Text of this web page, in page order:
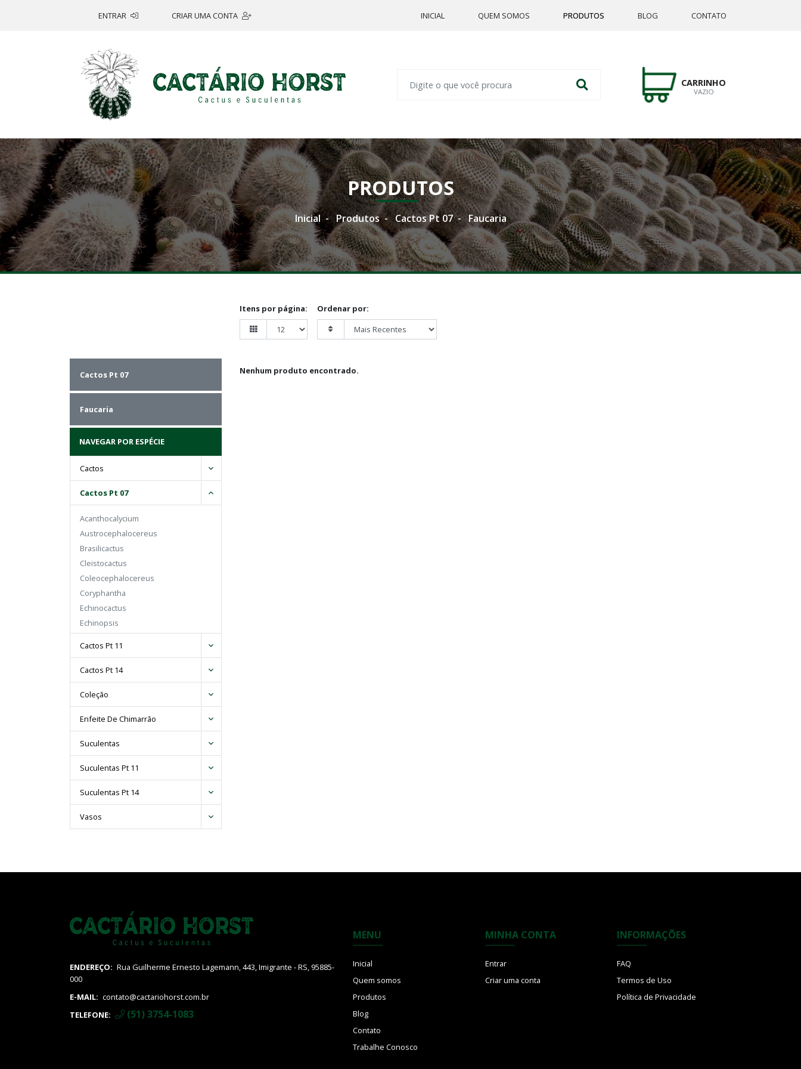
ENTRAR CRIAR UMA CONTA INICIAL QUEM SOMOS PRODUTOS BLOG CONTATO
CARRINHO
VAZIO
PRODUTOS
Inicial Produtos Cactos Pt 07 Faucaria
Itens por página: Ordenar por:
Cactos Pt 07
Faucaria
NAVEGAR POR ESPÉCIE
Cactos
Cactos Pt 07
Acanthocalycium
Austrocephalocereus
Brasilicactus
Cleistocactus
Coleocephalocereus
Coryphantha
Echinocactus
Echinopsis
Facheiroa
Ferocactus
Frailea
Lemaireocereus
Lobivia
Mammillaria
Melocactus
Neocardenasia
Notocactus
Parodia
Trichocereus
Vatricania
Cactos Pt 11
Cactos Pt 14
Coleção
Enfeite De Chimarrão
Suculentas
Suculentas Pt 11
Suculentas Pt 14
Vasos
Nenhum produto encontrado.
ENDEREÇO: Rua Guilherme Ernesto Lagemann, 443, Imigrante - RS, 95885-
000
E-MAIL: contato@cactariohorst.com.br
TELEFONE:
(51) 3754-1083
MENU
Inicial
Quem somos
Produtos
Blog
Contato
Trabalhe Conosco
MINHA CONTA
Entrar
Criar uma conta
INFORMAÇÕES
FAQ
Termos de Uso
Política de Privacidade